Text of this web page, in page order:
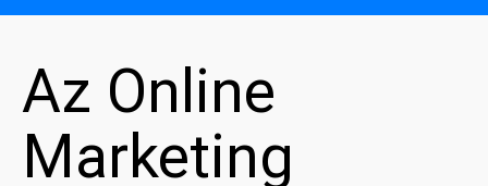
Az Online
Marketing